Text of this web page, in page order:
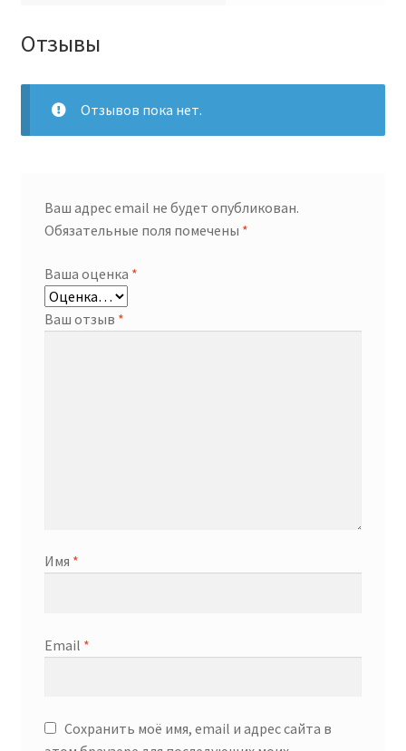
Отзывы
Отзывов пока нет.
Ваш адрес email не будет опубликован.
Обязательные поля помечены *
Ваша оценка *
Ваш отзыв *
Имя *
Email *
Сохранить моё имя, email и адрес сайта в